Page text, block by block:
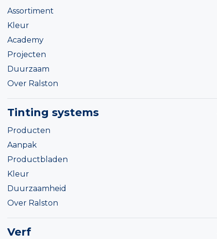
Assortiment
Kleur
Academy
Projecten
Duurzaam
Over Ralston
Tinting systems
Producten
Aanpak
Productbladen
Kleur
Duurzaamheid
Over Ralston
Verf